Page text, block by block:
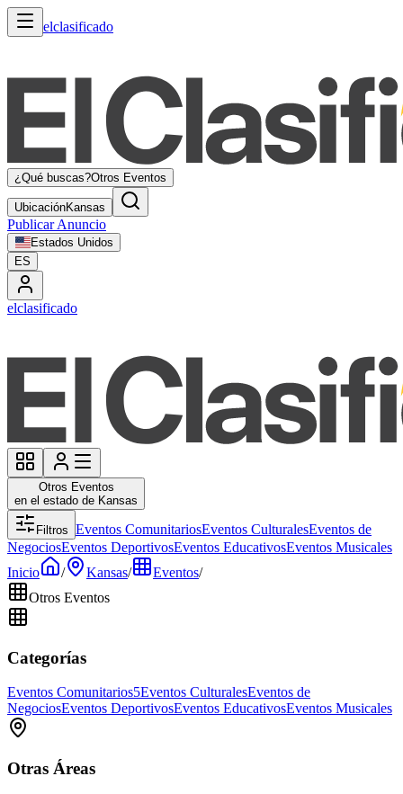
elclasificado
¿Qué buscas?Otros Eventos
UbicaciónKansas
Publicar Anuncio
Estados Unidos
ES
elclasificado
Otros Eventos
en el estado de Kansas
Filtros Eventos ComunitariosEventos CulturalesEventos de
NegociosEventos DeportivosEventos EducativosEventos Musicales
Inicio
/ Kansas/ Eventos/
Otros Eventos
Categorías
Eventos Comunitarios5Eventos CulturalesEventos de
NegociosEventos DeportivosEventos EducativosEventos Musicales
Otras Áreas